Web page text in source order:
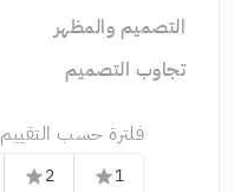
التصميم والمظهر
تجاوب التصميم
فلترة حسب التقييم
1
star
2
star